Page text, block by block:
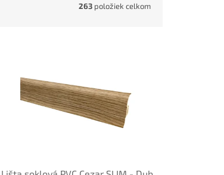
263 položiek celkom